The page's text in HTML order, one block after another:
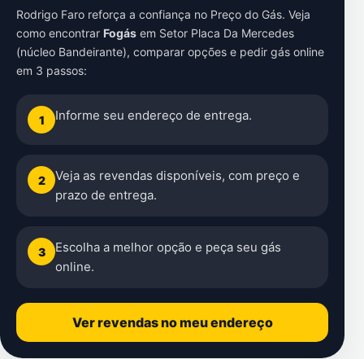
Rodrigo Faro reforça a confiança no Preço do Gás. Veja
como encontrar Fogás em Setor Placa Da Mercedes
(núcleo Bandeirante), comparar opções e pedir gás online
em 3 passos:
1 Informe seu endereço de entrega.
2
Veja as revendas disponíveis, com preço e
prazo de entrega.
3
Escolha a melhor opção e peça seu gás
online.
Ver revendas no meu endereço